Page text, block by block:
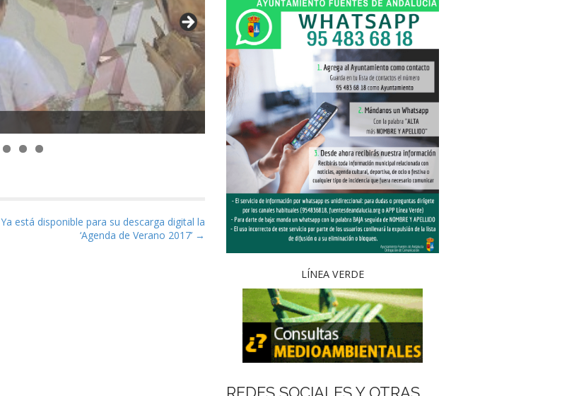
Ya está disponible para su descarga digital la
‘Agenda de Verano 2017’ →
LÍNEA VERDE
REDES SOCIALES Y OTRAS